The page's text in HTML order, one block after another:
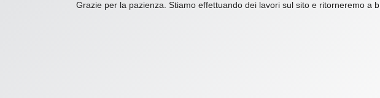
Grazie per la pazienza. Stiamo effettuando dei lavori sul sito e ritorneremo a